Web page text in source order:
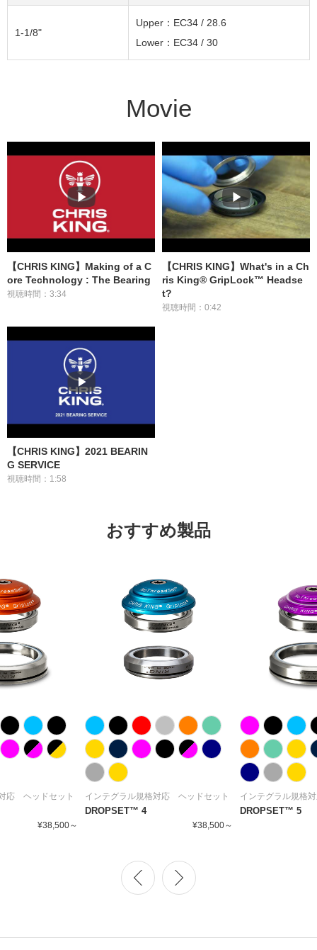
1-1/8"
Upper：EC34 / 28.6
Lower：EC34 / 30
Movie
【CHRIS KING】Making of a C
ore Technology : The Bearing
視聴時間：3:34
【CHRIS KING】What's in a Ch
ris King® GripLock™ Headse
t?
視聴時間：0:42
【CHRIS KING】2021 BEARIN
G SERVICE
視聴時間：1:58
おすすめ製品
応 ヘッドセット
¥38,500～
インテグラル規格対応 ヘッドセット
DROPSET™ 4
¥38,500～
インテグラル規格
DROPSET™ 5